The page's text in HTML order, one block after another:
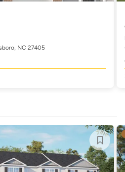
NC 27405